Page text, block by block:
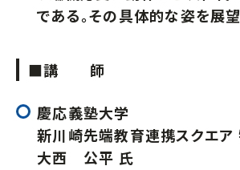
である。その具体的な姿を展望
■講 師
慶応義塾大学
新川崎先端教育連携スクエア
大西 公平 氏